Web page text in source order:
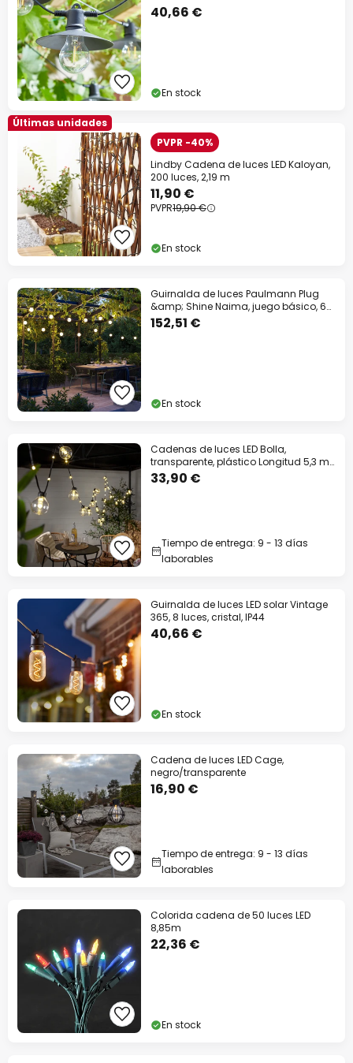
40,66 €
En stock
Últimas unidades
PVPR -40%
Lindby Cadena de luces LED Kaloyan,
200 luces, 2,19 m
11,90 €
PVPR19,90 €
En stock
Guirnalda de luces Paulmann Plug
&amp; Shine Naima, juego básico, 6
m, IP67
152,51 €
En stock
Cadenas de luces LED Bolla,
transparente, plástico Longitud 5,3 m
20-fl.
33,90 €
Tiempo de entrega: 9 - 13 días
laborables
Guirnalda de luces LED solar Vintage
365, 8 luces, cristal, IP44
40,66 €
En stock
Cadena de luces LED Cage,
negro/transparente
16,90 €
Tiempo de entrega: 9 - 13 días
laborables
Colorida cadena de 50 luces LED
8,85m
22,36 €
En stock